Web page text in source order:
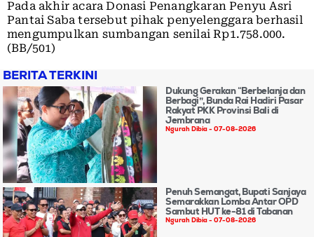
Pada akhir acara Donasi Penangkaran Penyu Asri
Pantai Saba tersebut pihak penyelenggara berhasil
mengumpulkan sumbangan senilai Rp1.758.000.
(BB/501)
BERITA TERKINI
Dukung Gerakan “Berbelanja dan
Berbagi”, Bunda Rai Hadiri Pasar
Rakyat PKK Provinsi Bali di
Jembrana
Ngurah Dibia 07-08-2026
Penuh Semangat, Bupati Sanjaya
Semarakkan Lomba Antar OPD
Sambut HUT ke-81 di Tabanan
Ngurah Dibia 07-08-2026